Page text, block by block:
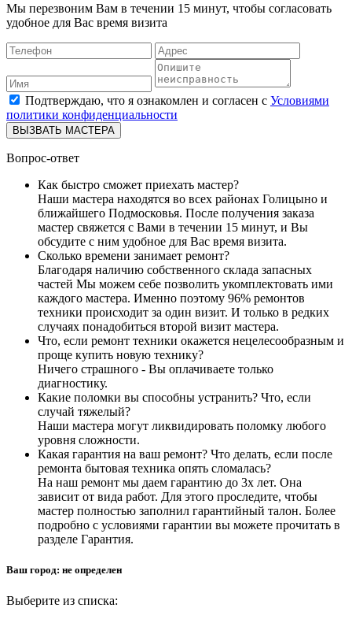
Мы перезвоним Вам в течении 15 минут, чтобы согласовать
удобное для Вас время визита
Подтверждаю, что я ознакомлен и согласен с Условиями
политики конфиденциальности
ВЫЗВАТЬ МАСТЕРА
Вопрос-ответ
Как быстро сможет приехать мастер?
Наши мастера находятся во всех районах Голицыно и
ближайшего Подмосковья. После получения заказа
мастер свяжется с Вами в течении 15 минут, и Вы
обсудите с ним удобное для Вас время визита.
Сколько времени занимает ремонт?
Благодаря наличию собственного склада запасных
частей Мы можем себе позволить укомплектовать ими
каждого мастера. Именно поэтому 96% ремонтов
техники происходит за один визит. И только в редких
случаях понадобиться второй визит мастера.
Что, если ремонт техники окажется нецелесообразным и
проще купить новую технику?
Ничего страшного - Вы оплачиваете только
диагностику.
Какие поломки вы способны устранить? Что, если
случай тяжелый?
Наши мастера могут ликвидировать поломку любого
уровня сложности.
Какая гарантия на ваш ремонт? Что делать, если после
ремонта бытовая техника опять сломалась?
На наш ремонт мы даем гарантию до 3х лет. Она
зависит от вида работ. Для этого проследите, чтобы
мастер полностью заполнил гарантийный талон. Более
подробно с условиями гарантии вы можете прочитать в
разделе Гарантия.
Ваш город: не определен
Выберите из списка: